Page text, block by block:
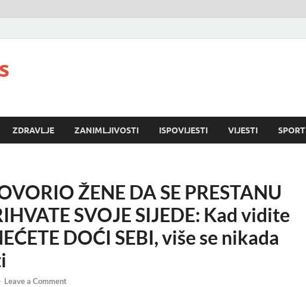
ZDRAVLJE ZANIMLJIVOSTI ISPOVIJESTI VIJESTI SPORT
ŽENE DA SE PRESTANU
SVOJE SIJEDE: Kad vidite
DOĆI SEBI, više se nikada
Leave a Comment